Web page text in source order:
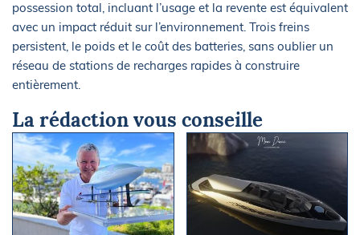
possession total, incluant l’usage et la revente est équivalent
avec un impact réduit sur l’environnement. Trois freins
persistent, le poids et le coût des batteries, sans oublier un
réseau de stations de recharges rapides à construire
entièrement.
La rédaction vous conseille